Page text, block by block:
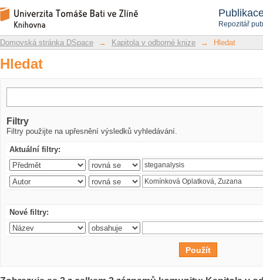
Repozitář
Hledat
Repozitář DSpace/Manakin
Domovská stránka DSpace → Kapitola v odborné knize → Hledat
Hledat
Filtry
Filtry použijte na upřesnění výsledků vyhledávání.
Aktuální filtry:
Nové filtry: